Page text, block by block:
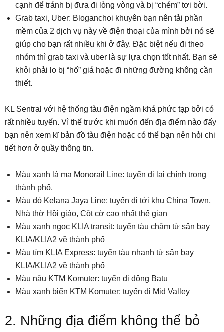
cạnh để tránh bị đưa đi lòng vòng và bị “chém” tơi bời.
Grab taxi, Uber: Bloganchoi khuyên bạn nên tải phần
mềm của 2 dịch vụ này về điện thoại của mình bởi nó sẽ
giúp cho bạn rất nhiều khi ở đây. Đặc biệt nếu đi theo
nhóm thì grab taxi và uber là sự lựa chọn tốt nhất. Bạn sẽ
khỏi phải lo bị “hố” giá hoặc đi những đường không cần
thiết.
KL Sentral với hệ thống tàu điện ngầm khá phức tạp bởi có
rất nhiều tuyến. Vì thế trước khi muốn đến địa điểm nào đấy
bạn nên xem kĩ bản đồ tàu điện hoặc có thể bạn nên hỏi chi
tiết hơn ở quầy thông tin.
Màu xanh lá mạ Monorail Line: tuyến đi lại chính trong
thành phố.
Màu đỏ Kelana Jaya Line: tuyến đi tới khu China Town,
Nhà thờ Hồi giáo, Cột cờ cao nhất thế gian
Màu xanh ngọc KLIA transit: tuyến tàu chậm từ sân bay
KLIA/KLIA2 về thành phố
Màu tím KLIA Express: tuyến tàu nhanh từ sân bay
KLIA/KLIA2 về thành phố
Màu nâu KTM Komuter: tuyến đi động Batu
Màu xanh biển KTM Komuter: tuyến đi Mid Valley
2. Những địa điểm không thể bỏ